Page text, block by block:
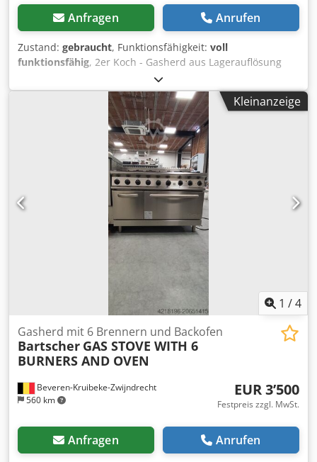
Anfragen Anrufen
Zustand: gebraucht, Funktionsfähigkeit: voll
funktionsfähig, 2er Koch - Gasherd aus Lagerauflösung
Dedpfx Amexz Tt Doaowa Kann per Spedition versendet
werden.
Kleinanzeige
1 /4
Beveren-Kruibeke-Zwijndrecht
560 km
Gasherd mit 6 Brennern und Backofen
Bartscher GAS STOVE WITH 6
BURNERS AND OVEN
EUR 3’500
Festpreis zzgl. MwSt.
Anfragen Anrufen